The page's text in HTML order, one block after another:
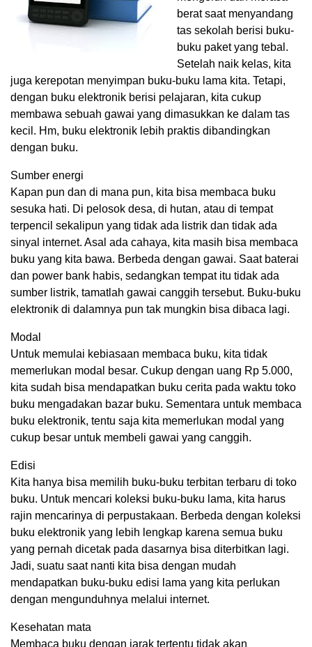
berat saat menyandang
tas sekolah berisi buku-
buku paket yang tebal.
Setelah naik kelas, kita
juga kerepotan menyimpan buku-buku lama kita. Tetapi,
dengan buku elektronik berisi pelajaran, kita cukup
membawa sebuah gawai yang dimasukkan ke dalam tas
kecil. Hm, buku elektronik lebih praktis dibandingkan
dengan buku.
Sumber energi
Kapan pun dan di mana pun, kita bisa membaca buku
sesuka hati. Di pelosok desa, di hutan, atau di tempat
terpencil sekalipun yang tidak ada listrik dan tidak ada
sinyal internet. Asal ada cahaya, kita masih bisa membaca
buku yang kita bawa. Berbeda dengan gawai. Saat baterai
dan power bank habis, sedangkan tempat itu tidak ada
sumber listrik, tamatlah gawai canggih tersebut. Buku-buku
elektronik di dalamnya pun tak mungkin bisa dibaca lagi.
Modal
Untuk memulai kebiasaan membaca buku, kita tidak
memerlukan modal besar. Cukup dengan uang Rp 5.000,
kita sudah bisa mendapatkan buku cerita pada waktu toko
buku mengadakan bazar buku. Sementara untuk membaca
buku elektronik, tentu saja kita memerlukan modal yang
cukup besar untuk membeli gawai yang canggih.
Edisi
Kita hanya bisa memilih buku-buku terbitan terbaru di toko
buku. Untuk mencari koleksi buku-buku lama, kita harus
rajin mencarinya di perpustakaan. Berbeda dengan koleksi
buku elektronik yang lebih lengkap karena semua buku
yang pernah dicetak pada dasarnya bisa diterbitkan lagi.
Jadi, suatu saat nanti kita bisa dengan mudah
mendapatkan buku-buku edisi lama yang kita perlukan
dengan mengunduhnya melalui internet.
Kesehatan mata
Membaca buku dengan jarak tertentu tidak akan